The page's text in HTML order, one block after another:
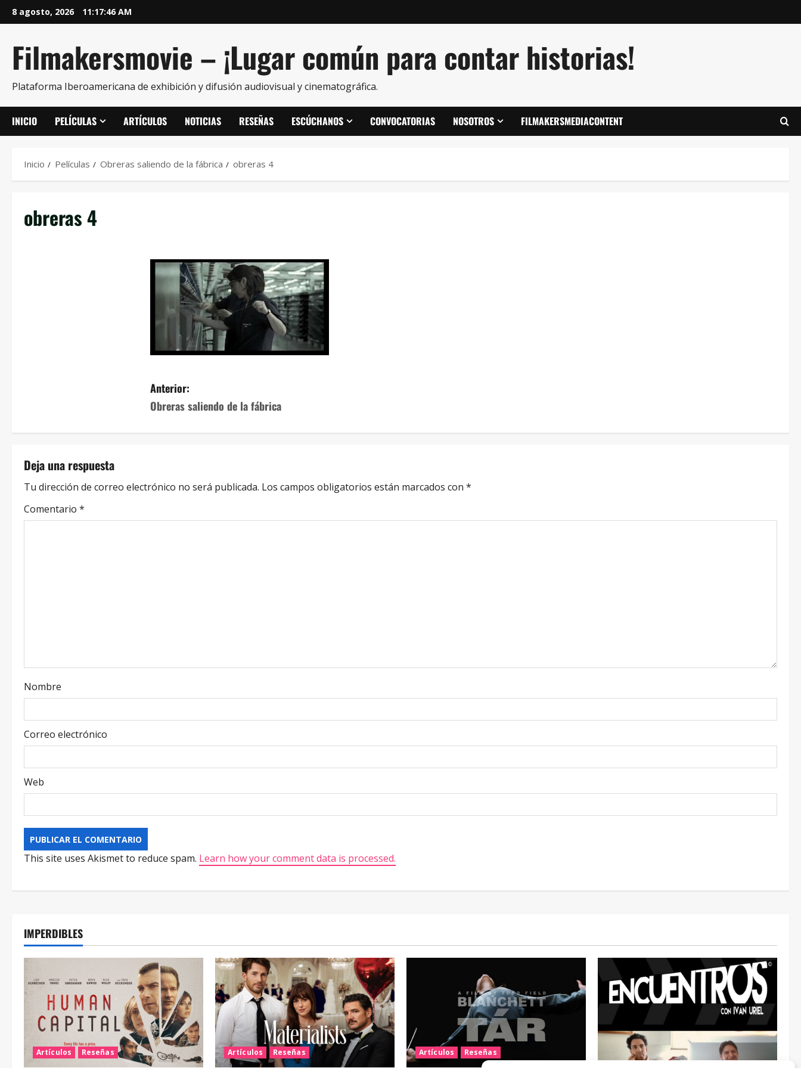
8 agosto, 2026 11:17:47 AM
Filmakersmovie – ¡Lugar común para contar historias!
Plataforma Iberoamericana de exhibición y difusión audiovisual y cinematográfica.
INICIO PELÍCULAS ARTÍCULOS NOTICIAS RESEÑAS ESCÚCHANOS CONVOCATORIAS NOSOTROS FILMAKERSMEDIACONTENT
Inicio Películas Obreras saliendo de la fábrica obreras 4
obreras 4
Anterior:
Obreras saliendo de la fábrica
Deja una respuesta
Tu dirección de correo electrónico no será publicada. Los campos obligatorios están marcados con *
Comentario *
Nombre
Correo electrónico
Web
This site uses Akismet to reduce spam. Learn how your comment data is processed.
IMPERDIBLES
Artículos Reseñas Artículos Reseñas Artículos Reseñas